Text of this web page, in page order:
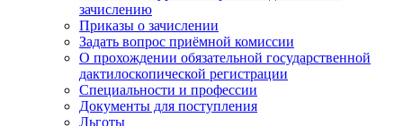
зачислению
Приказы о зачислении
Задать вопрос приёмной комиссии
О прохождении обязательной государственной
дактилоскопической регистрации
Специальности и профессии
Документы для поступления
Льготы